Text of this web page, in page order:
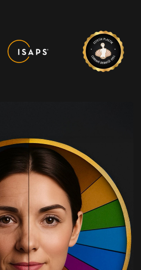
Burun Estetiği
facelift
(Temporal Lift)
Ameliyatı
Kapağı Estetiği
Estetiği